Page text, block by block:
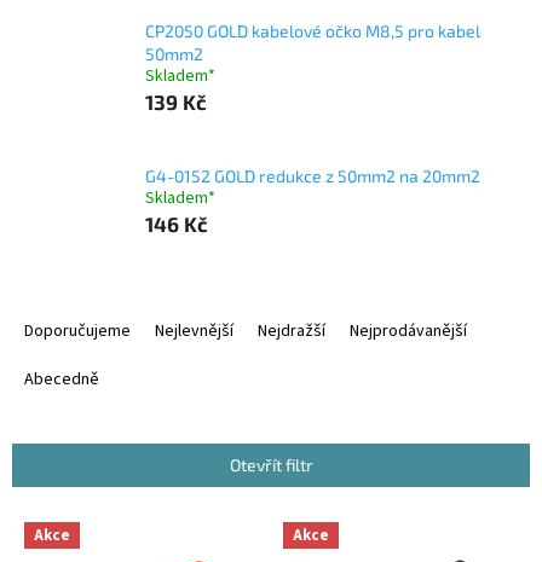
CP2050 GOLD kabelové očko M8,5 pro kabel
50mm2
Skladem*
139 Kč
G4-0152 GOLD redukce z 50mm2 na 20mm2
Skladem*
146 Kč
r
Doporučujeme Nejlevnější Nejdražší
Nejprodávanější
Abecedně
Otevřít filtr
V Akce Akce